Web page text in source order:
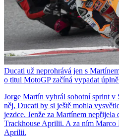
Ducati už neprohrává jen s
o titul MotoGP začíná vypadat
Jorge Martín vyhrál sobotní sprint
něj, Ducati by si ještě mohla
jezdce. Jenže za Martínem
Trackhouse Aprilii. A za ním Marco
Aprilii.